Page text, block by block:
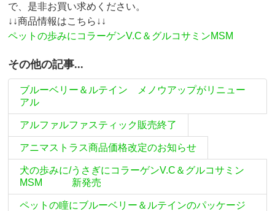
で、是非お買い求めください。
↓↓商品情報はこちら↓↓
ペットの歩みにコラーゲンV.C＆グルコサミンMSM
その他の記事...
ブルーベリー＆ルテイン メノウアップがリニュー
アル
アルファルファスティック販売終了
アニマストラス商品価格改定のお知らせ
犬の歩みに/うさぎにコラーゲンV.C＆グルコサミン
MSM 新発売
ペットの瞳にブルーベリー＆ルテインのパッケージ